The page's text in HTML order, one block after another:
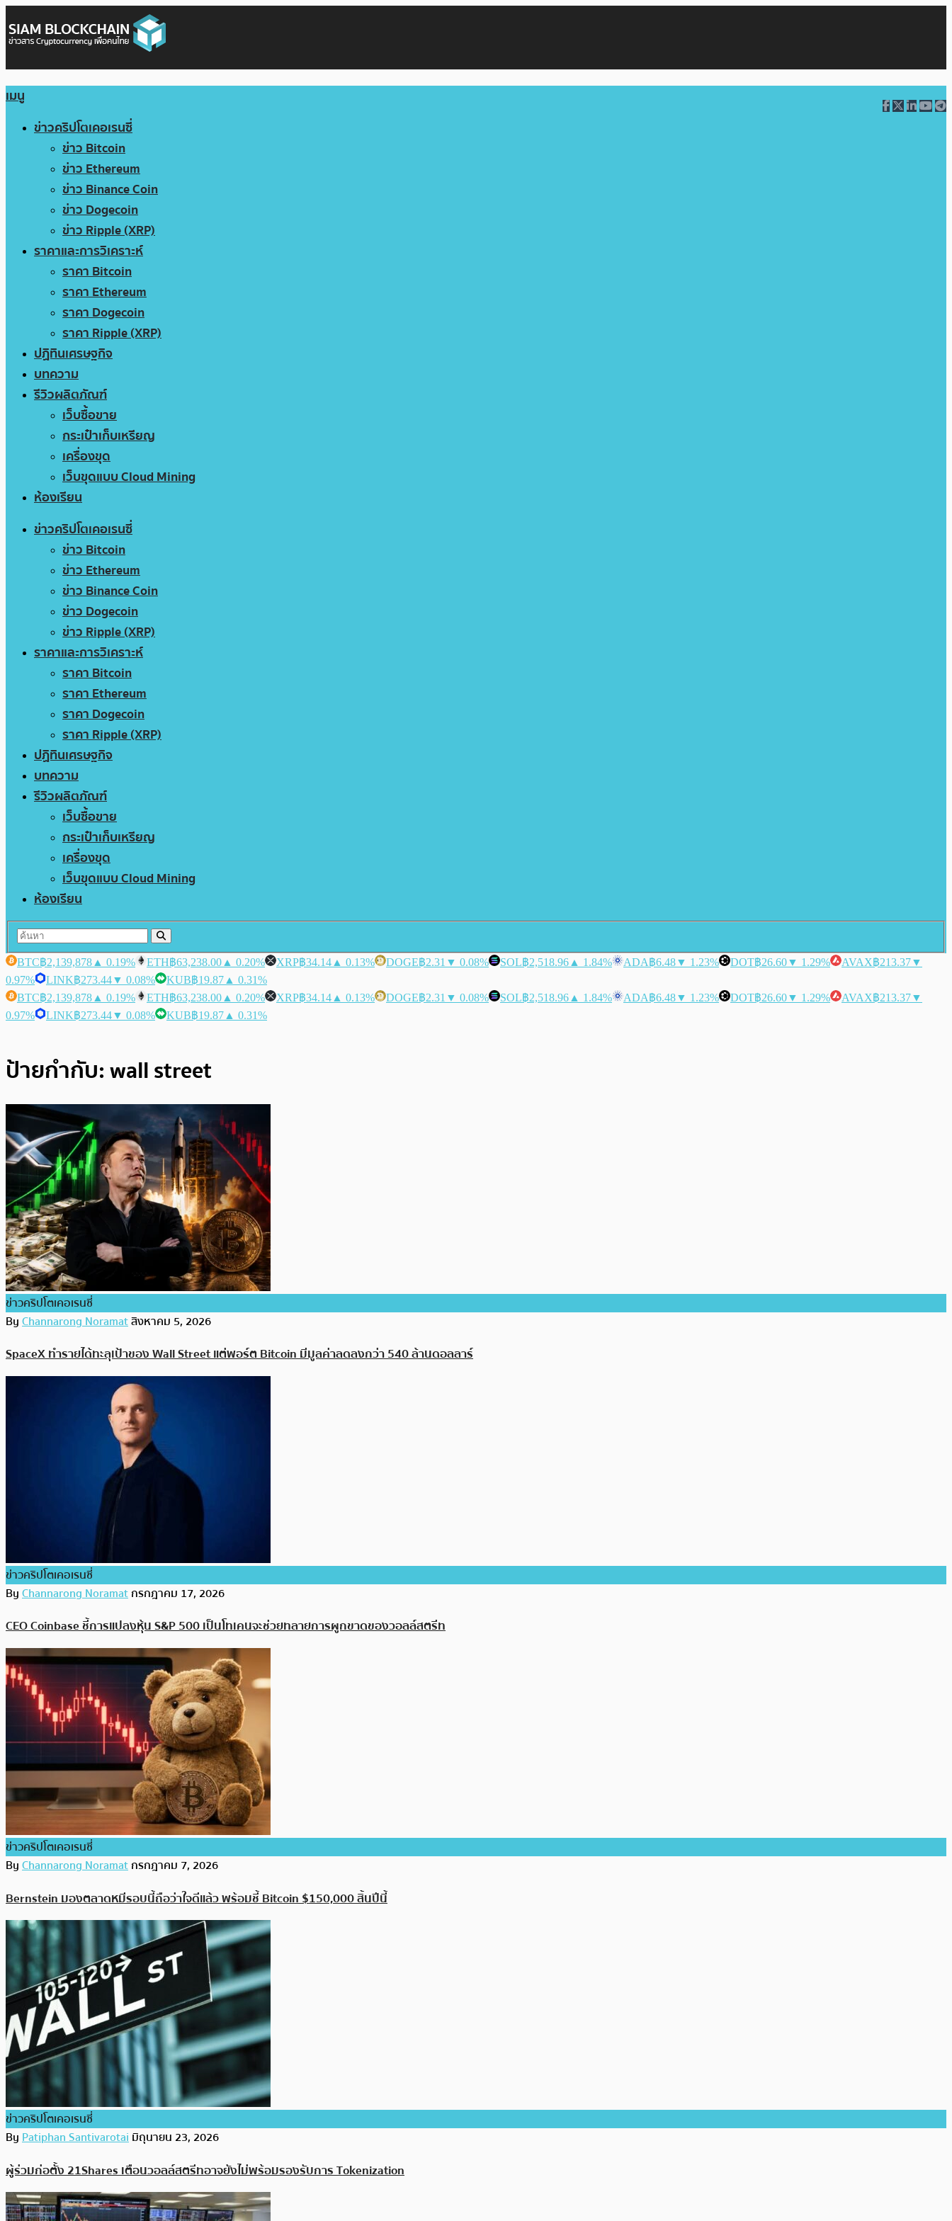
เมนู
ข่าวคริปโตเคอเรนซี่
ข่าว Bitcoin
ข่าว Ethereum
ข่าว Binance Coin
ข่าว Dogecoin
ข่าว Ripple (XRP)
ราคาและการวิเคราะห์
ราคา Bitcoin
ราคา Ethereum
ราคา Dogecoin
ราคา Ripple (XRP)
ปฏิทินเศรษฐกิจ
บทความ
รีวิวผลิตภัณฑ์
เว็บซื้อขาย
กระเป๋าเก็บเหรียญ
เครื่องขุด
เว็บขุดแบบ Cloud Mining
ห้องเรียน
ข่าวคริปโตเคอเรนซี่
ข่าว Bitcoin
ข่าว Ethereum
ข่าว Binance Coin
ข่าว Dogecoin
ข่าว Ripple (XRP)
ราคาและการวิเคราะห์
ราคา Bitcoin
ราคา Ethereum
ราคา Dogecoin
ราคา Ripple (XRP)
ปฏิทินเศรษฐกิจ
บทความ
รีวิวผลิตภัณฑ์
เว็บซื้อขาย
กระเป๋าเก็บเหรียญ
เครื่องขุด
เว็บขุดแบบ Cloud Mining
ห้องเรียน
BTC฿2,139,878 ▲ 0.19% ETH฿63,238.00 ▲ 0.20% XRP฿34.14 ▲ 0.13% DOGE฿2.31 ▼ 0.08% SOL฿2,518.96 ▲ 1.84% ADA฿6.48▼ 1.23% DOT฿26.60▼ 1.29% AVAX฿213.37▼
0.97%
LINK฿273.44▼ 0.08% KUB฿19.87 ▲ 0.31%
BTC฿2,139,878 ▲ 0.19% ETH฿63,238.00 ▲ 0.20% XRP฿34.14 ▲ 0.13% DOGE฿2.31 ▼ 0.08% SOL฿2,518.96 ▲ 1.84% ADA฿6.48▼ 1.23% DOT฿26.60▼ 1.29% AVAX฿213.37▼
0.97%
LINK฿273.44▼ 0.08% KUB฿19.87 ▲ 0.31%
ป้ายกำกับ:wall street
ข่าวคริปโตเคอเรนซี่
ByChannarong Noramatสิงหาคม 5, 2026
SpaceX ทำรายได้ทะลุเป้าของ Wall Street แต่พอร์ต Bitcoin มีมูลค่าลดลงกว่า 540 ล้านดอลลาร์
ข่าวคริปโตเคอเรนซี่
ByChannarong Noramatกรกฎาคม 17, 2026
CEO Coinbase ชี้การแปลงหุ้น S&P 500 เป็นโทเคนจะช่วยทลายการผูกขาดของวอลล์สตรีท
ข่าวคริปโตเคอเรนซี่
ByChannarong Noramatกรกฎาคม 7, 2026
Bernstein มองตลาดหมีรอบนี้ถือว่าใจดีแล้ว พร้อมชี้ Bitcoin $150,000 สิ้นปีนี้
ข่าวคริปโตเคอเรนซี่
ByPatiphan Santivarotaiมิถุนายน 23, 2026
ผู้ร่วมก่อตั้ง 21Shares เตือนวอลล์สตรีทอาจยังไม่พร้อมรองรับการ Tokenization